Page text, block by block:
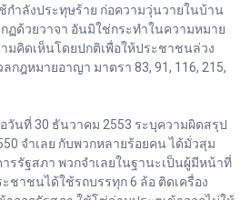
กำลังประทุษร้าย ก่อความวุ่นวายในบ้าน
ฏด้วยวาจา อันมิใช่กระทำในความหมาย
มคิดเห็นโดยปกติเพื่อให้ประชาชนล่วง
กฎหมายอาญา มาตรา 83, 91, 116, 215,
วันที่ 30 ธันวาคม 2553 ระบุความผิดสรุป
จำเลย กับพวกหลายร้อยคน ได้มั่วสุม
รรัฐสภา พวกจำเลยในฐานะเป็นผู้มีหน้าที่
ชาชนได้ใช้รถบรรทุก 6 ล้อ ติดเครื่อง